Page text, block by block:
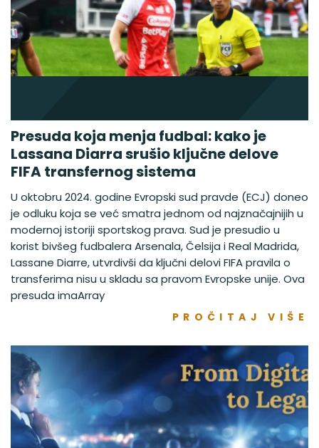
Presuda koja menja fudbal: kako je
Lassana Diarra srušio ključne delove
FIFA transfernog sistema
U oktobru 2024. godine Evropski sud pravde (ECJ) doneo
je odluku koja se već smatra jednom od najznačajnijih u
modernoj istoriji sportskog prava. Sud je presudio u
korist bivšeg fudbalera Arsenala, Čelsija i Real Madrida,
Lassane Diarre, utvrdivši da ključni delovi FIFA pravila o
transferima nisu u skladu sa pravom Evropske unije. Ova
presuda imaArray
PROČITAJ VIŠE